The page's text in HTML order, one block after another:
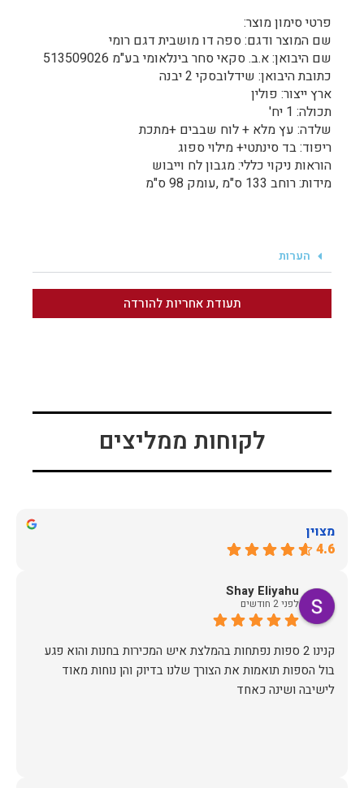
פרטי סימון מוצר:
שם המוצר ודגם: ספה דו מושבית דגם רומי
שם היבואן: א.ב. סקאי סחר בינלאומי בע"מ 513509026
כתובת היבואן: שידלובסקי 2 יבנה
ארץ ייצור: פולין
תכולה: 1 יח'
שלדה: עץ מלא + לוח שבבים +מתכת
ריפוד: בד סינתטי+ מילוי ספוג
הוראות ניקוי כללי: מגבון לח וייבוש
מידות: רוחב 133 ס"מ ,עומק 98 ס"מ
הערות
תעודת אחריות להורדה
לקוחות ממליצים
מצוין
4.6
Shay Eliyahu
לפני 2 חודשים
קנינו 2 ספות נפתחות בהמלצת איש המכירות בחנות והוא פגע
בול הספות תואמות את הצורך שלנו בדיוק והן נוחות מאוד
לישיבה ושינה כאחד